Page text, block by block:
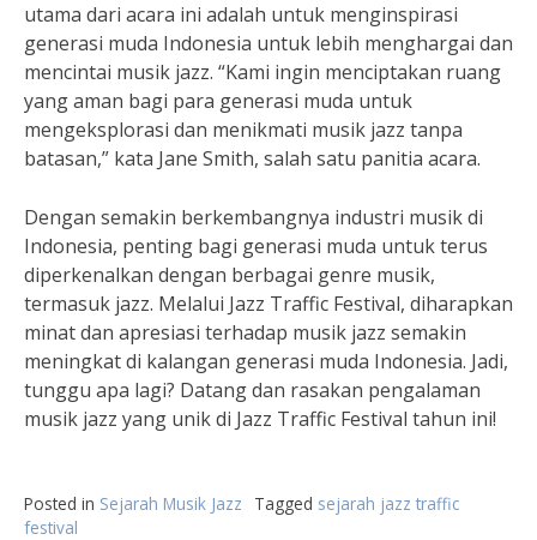
utama dari acara ini adalah untuk menginspirasi
generasi muda Indonesia untuk lebih menghargai dan
mencintai musik jazz. “Kami ingin menciptakan ruang
yang aman bagi para generasi muda untuk
mengeksplorasi dan menikmati musik jazz tanpa
batasan,” kata Jane Smith, salah satu panitia acara.
Dengan semakin berkembangnya industri musik di
Indonesia, penting bagi generasi muda untuk terus
diperkenalkan dengan berbagai genre musik,
termasuk jazz. Melalui Jazz Traffic Festival, diharapkan
minat dan apresiasi terhadap musik jazz semakin
meningkat di kalangan generasi muda Indonesia. Jadi,
tunggu apa lagi? Datang dan rasakan pengalaman
musik jazz yang unik di Jazz Traffic Festival tahun ini!
Posted in Sejarah Musik Jazz Tagged sejarah jazz traffic
festival